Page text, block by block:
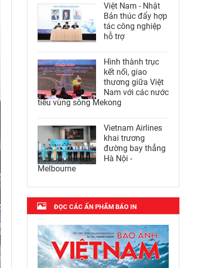
Việt Nam - Nhật
Bản thúc đẩy hợp
tác công nghiệp
hỗ trợ
Hình thành trục
kết nối, giao
thương giữa Việt
Nam với các nước
tiểu vùng sông Mekong
Vietnam Airlines
khai trương
đường bay thẳng
Hà Nội -
Melbourne
ĐỌC CÁC ẤN PHẨM BÁO IN